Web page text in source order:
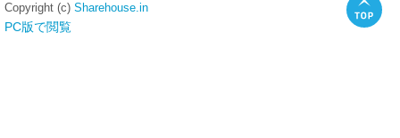
Copyright (c) Sharehouse.in
PC版で閲覧